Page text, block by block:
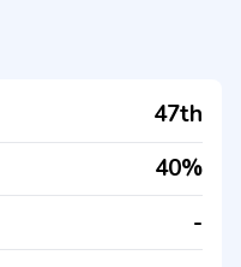
47th
40%
-